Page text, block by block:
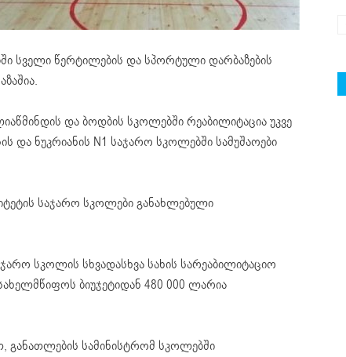
სველი წერტილების და სპორტული დარბაზების
და ბოდბის სკოლებში რეაბილიტაცია უკვე
ნუკრიანის N1 საჯარო სკოლებში სამუშაოები
საჯარო სკოლები განახლებული
სკოლის სხვადასხვა სახის სარეაბილიტაციო
ბიუჯეტიდან 480 000 ლარია
განათლების სამინისტრომ სკოლებში